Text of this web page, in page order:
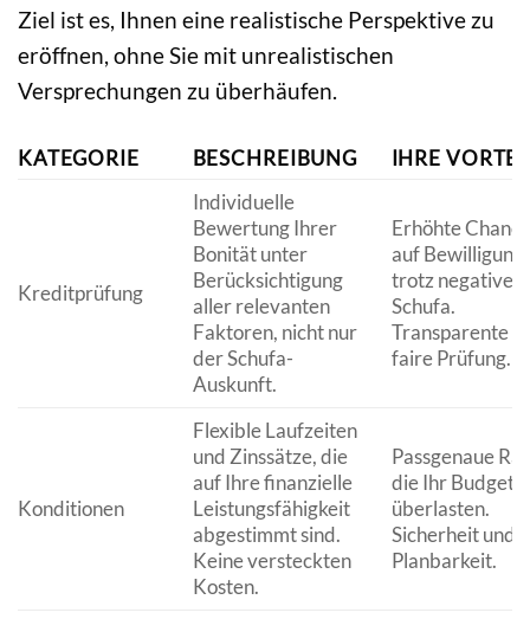
Ziel ist es, Ihnen eine realistische Perspektive zu
eröffnen, ohne Sie mit unrealistischen
Versprechungen zu überhäufen.
KATEGORIE BESCHREIBUNG IHRE
Kreditprüfung
Individuelle
Bewertung Ihrer
Bonität unter
Berücksichtigung
aller relevanten
Faktoren, nicht nur
der Schufa-
Auskunft.
Erhöhte Chance
auf Bewilligung
trotz negativer
Schufa.
Transparente
faire Prüfung.
Konditionen
Flexible Laufzeiten
und Zinssätze, die
auf Ihre finanzielle
Leistungsfähigkeit
abgestimmt sind.
Keine versteckten
Kosten.
Passgenaue
die Ihr Budget
überlasten.
Sicherheit und
Planbarkeit.